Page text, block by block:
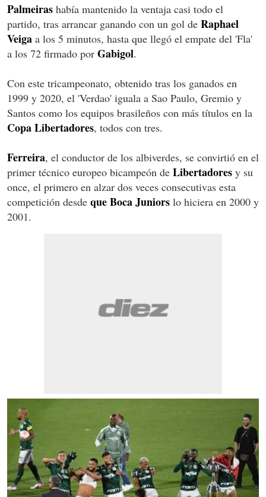
Palmeiras había mantenido la ventaja casi todo el
partido, tras arrancar ganando con un gol de Raphael
Veiga a los 5 minutos, hasta que llegó el empate del 'Fla'
a los 72 firmado por Gabigol.
Con este tricampeonato, obtenido tras los ganados en
1999 y 2020, el 'Verdao' iguala a Sao Paulo, Gremio y
Santos como los equipos brasileños con más títulos en la
Copa Libertadores, todos con tres.
Ferreira, el conductor de los albiverdes, se convirtió en el
primer técnico europeo bicampeón de Libertadores y su
once, el primero en alzar dos veces consecutivas esta
competición desde que Boca Juniors lo hiciera en 2000 y
2001.